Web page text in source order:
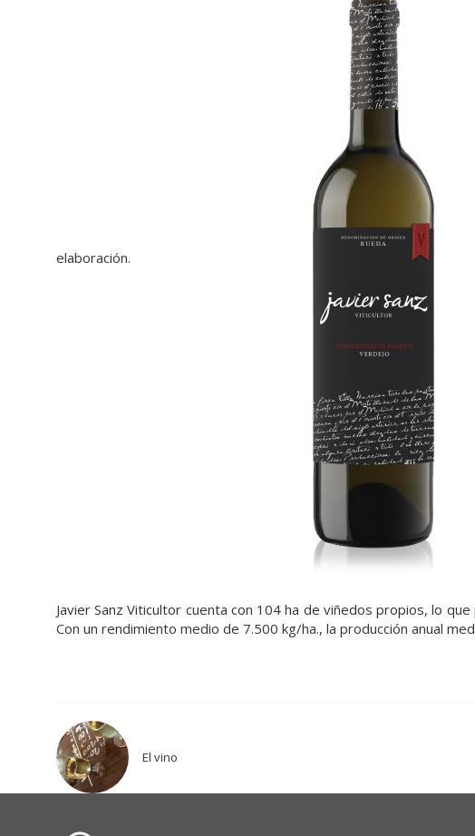
elaboración.
Javier Sanz Viticultor cuenta con 104 ha de viñedos propios, lo
Con un rendimiento medio de 7.500 kg/ha., la producción anual
El vino